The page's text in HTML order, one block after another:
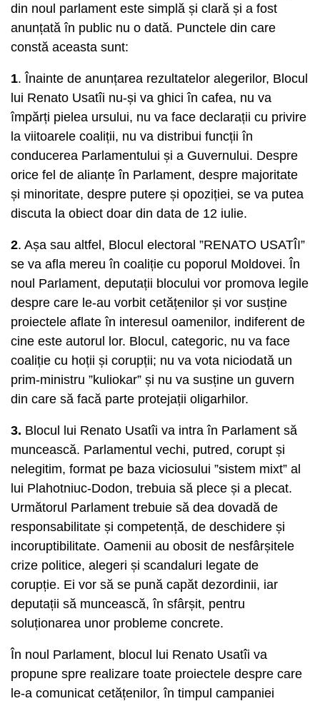
din noul parlament este simplă și clară și a fost
anunțată în public nu o dată. Punctele din care
constă aceasta sunt:
1. Înainte de anunțarea rezultatelor alegerilor, Blocul
lui Renato Usatîi nu-și va ghici în cafea, nu va
împărți pielea ursului, nu va face declarații cu privire
la viitoarele coaliții, nu va distribui funcții în
conducerea Parlamentului și a Guvernului. Despre
orice fel de alianțe în Parlament, despre majoritate
și minoritate, despre putere și opoziției, se va putea
discuta la obiect doar din data de 12 iulie.
2. Așa sau altfel, Blocul electoral ”RENATO USATÎI”
se va afla mereu în coaliție cu poporul Moldovei. În
noul Parlament, deputații blocului vor promova legile
despre care le-au vorbit cetățenilor și vor susține
proiectele aflate în interesul oamenilor, indiferent de
cine este autorul lor. Blocul, categoric, nu va face
coaliție cu hoții și corupții; nu va vota niciodată un
prim-ministru ”kuliokar” și nu va susține un guvern
din care să facă parte protejații oligarhilor.
3. Blocul lui Renato Usatîi va intra în Parlament să
muncească. Parlamentul vechi, putred, corupt și
nelegitim, format pe baza viciosului ”sistem mixt” al
lui Plahotniuc-Dodon, trebuia să plece și a plecat.
Următorul Parlament trebuie să dea dovadă de
responsabilitate și competență, de deschidere și
incoruptibilitate. Oamenii au obosit de nesfârșitele
crize politice, alegeri și scandaluri legate de
corupție. Ei vor să se pună capăt dezordinii, iar
deputații să muncească, în sfârșit, pentru
soluționarea unor probleme concrete.
În noul Parlament, blocul lui Renato Usatîi va
propune spre realizare toate proiectele despre care
le-a comunicat cetățenilor, în timpul campaniei